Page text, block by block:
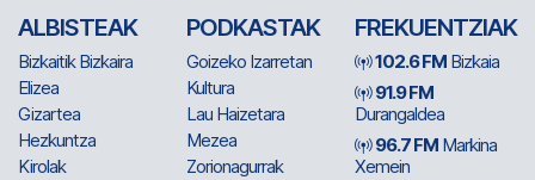
ALBISTEAK
Bizkaitik Bizkaira
Elizea
Gizartea
Hezkuntza
Kirolak
PODKASTAK
Goizeko Izarretan
Kultura
Lau Haizetara
Mezea
Zorionagurrak
FREKUENTZIAK
102.6 FM Bizkaia
91.9 FM
Durangaldea
96.7 FM Markina
Xemein